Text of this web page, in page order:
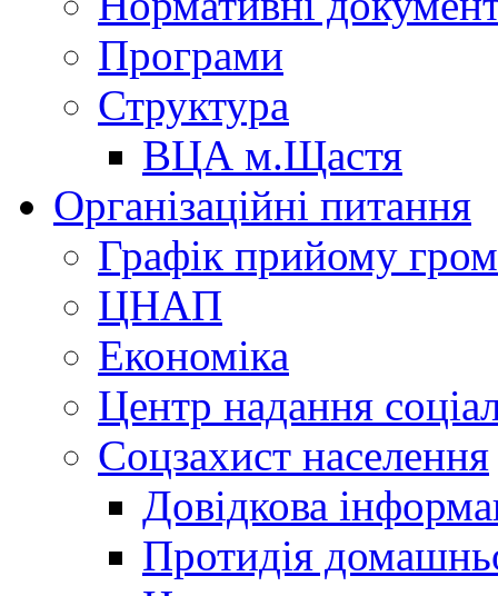
Програми
Структура
ВЦА м.Щастя
Організаційні питання
Графік прийому
ЦНАП
Економіка
Центр надання
Соцзахист населення
Довідкова
Протидія